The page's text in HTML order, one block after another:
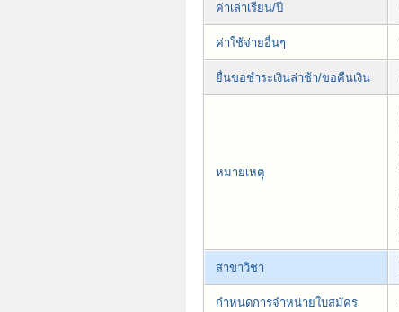
ค่าเล่าเรียน/ปี
ค่าใช้จ่ายอื่นๆ
ยื่นขอชำระเงินล่าช้า/ขอคืนเงิน
หมายเหตุ
สาขาวิชา
กำหนดการจำหน่ายใบสมัคร